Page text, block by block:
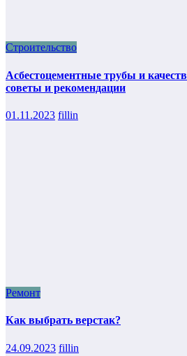
Строительство
Асбестоцементные трубы и
советы и рекомендации
01.11.2023 fillin
Ремонт
Как выбрать верстак?
24.09.2023 fillin